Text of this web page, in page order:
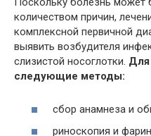
количеством причин,
комплексной первичной
выявить возбудителя
слизистой носоглотки. Для
следующие методы:
сбор анамнеза и
риноскопия и